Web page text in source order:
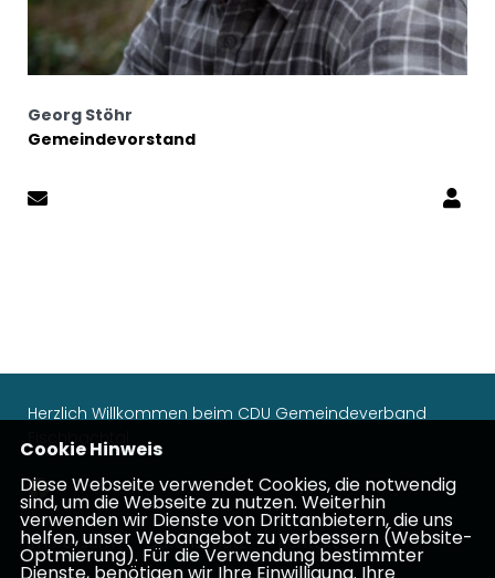
Georg Stöhr
Gemeindevorstand
Herzlich Willkommen beim CDU Gemeindeverband
Fischbachtal
Impressum Datenschutz Kontakt
Cookie Hinweis
Diese Webseite verwendet Cookies, die notwendig
sind, um die Webseite zu nutzen. Weiterhin
verwenden wir Dienste von Drittanbietern, die uns
helfen, unser Webangebot zu verbessern (Website-
Optmierung). Für die Verwendung bestimmter